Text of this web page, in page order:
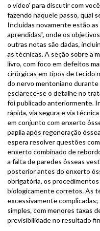
o vídeo' para discutir com
fazendo naquele passo, qual
Incluídas novamente estão
aprendidas", onde os
outras notas são dadas,
as técnicas. A seção sobre a
livro, com foco em defeitos
cirúrgicas em tipos de tecido
do nervo mentoniano durante
esclarece-se o detalhe no
foi publicado anteriormente.
rápida, via segura e via
em conjunto com enxerto
papila após regeneração
espera resolver questões
enxerto combinado de
a falta de paredes ósseas
posterior antes do enxerto
obrigatória, os
biologicamente corretos. As
excessivamente
simples, com menores taxas
previsibilidade no resultado